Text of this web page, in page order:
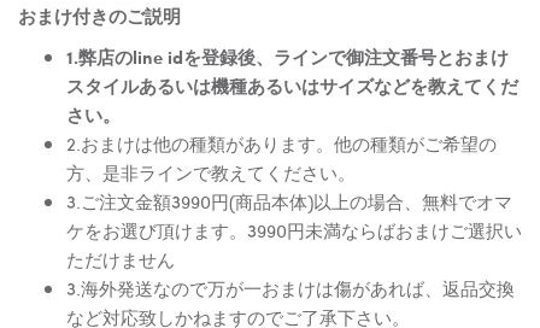
おまけ付きのご説明
1.弊店のline idを登録後、ラインで御注文番号とおまけ
スタイルあるいは機種あるいはサイズなどを教えてくだ
さい。
2.おまけは他の種類があります。他の種類がご希望の
方、是非ラインで教えてください。
3.ご注文金額3990円(商品本体)以上の場合、無料でオマ
ケをお選び頂けます。3990円未満ならばおまけご選択い
ただけません
3.海外発送なので万が一おまけは傷があれば、返品交換
など対応致しかねますのでご了承下さい。